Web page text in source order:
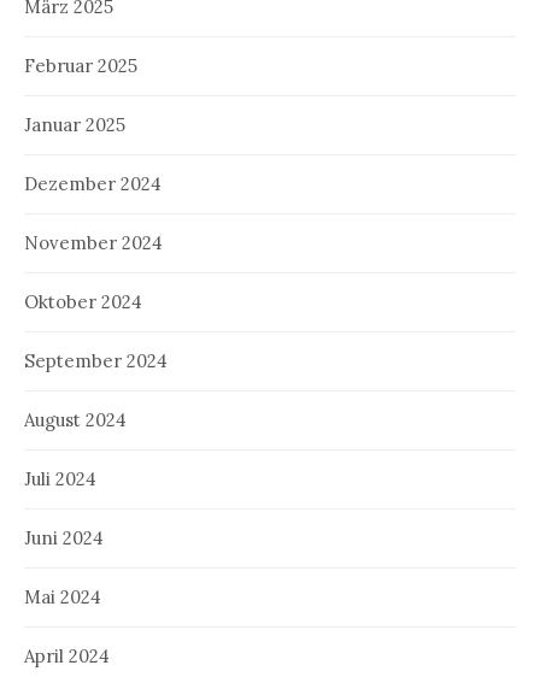
März 2025
Februar 2025
Januar 2025
Dezember 2024
November 2024
Oktober 2024
September 2024
August 2024
Juli 2024
Juni 2024
Mai 2024
April 2024